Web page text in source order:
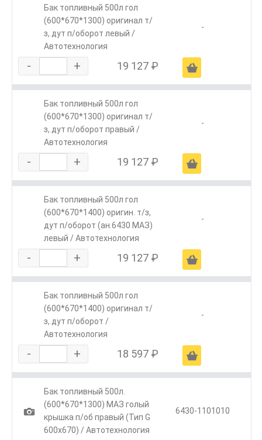
Бак топливный 500л гол
(600*670*1300) оригинал т/
з, дут п/оборот левый /
Автотехнология
-
- + 19 127 ₽ Ä
Бак топливный 500л гол
(600*670*1300) оригинал т/
з, дут п/оборот правый /
Автотехнология
-
- + 19 127 ₽ Ä
Бак топливный 500л гол
(600*670*1400) оригин. т/з,
дут п/оборот (ан.6430 МАЗ)
левый / Автотехнология
-
- + 19 127 ₽ Ä
Бак топливный 500л гол
(600*670*1400) оригинал т/
з, дут п/оборот /
Автотехнология
-
- + 18 597 ₽ Ä
1
Бак топливный 500л.
(600*670*1300) МАЗ голый
крышка п/об правый (Тип G
600х670) / Автотехнология
6430-1101010